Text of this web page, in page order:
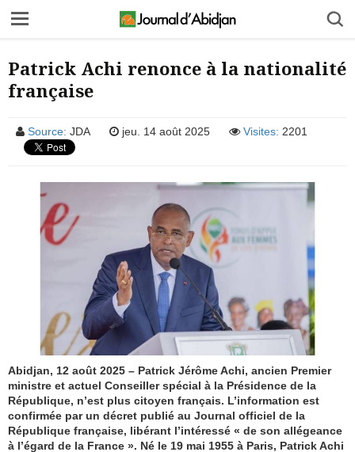
Patrick Achi renonce à la nationalité
française
Source: JDA jeu. 14 août 2025 Visites: 2201
Abidjan, 12 août 2025 – Patrick Jérôme Achi, ancien Premier
ministre et actuel Conseiller spécial à la Présidence de la
République, n’est plus citoyen français. L’information est
confirmée par un décret publié au Journal officiel de la
République française, libérant l’intéressé « de son allégeance
à l’égard de la France ». Né le 19 mai 1955 à Paris, Patrick Achi